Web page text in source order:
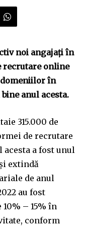
noi angajați în
recrutare online
domeniilor în
anul acesta.
315.000 de
de recrutare
acesta a fost unul
extindă
de anul
au fost
– 15% în
conform